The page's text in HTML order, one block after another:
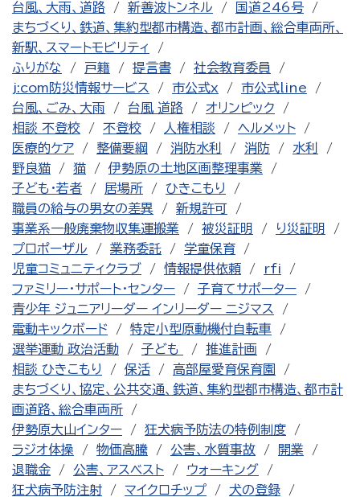
台風、大雨、道路
新善波トンネル
国道246号
まちづくり、鉄道、集約型都市構造、都市計画、総合車両所、
新駅、スマートモビリティ
ふりがな
戸籍 提言書
社会教育委員
j:com防災情報サービス
市公式x
市公式line
台風、ごみ、大雨
台風 道路
オリンピック
相談 不登校
不登校 人権相談
ヘルメット
医療的ケア
整備要綱 消防水利 消防
水利
野良猫
猫
伊勢原の土地区画整理事業
子ども・若者
居場所
ひきこもり
職員の給与の男女の差異
新規許可
事業系一般廃棄物収集運搬業
被災証明
り災証明
プロポーザル
業務委託
学童保育
児童コミュニティクラブ
情報提供依頼
rfi
ファミリー・サポート・センター
子育てサポーター
青少年 ジュニアリーダー インリーダー ニジマス
電動キックボード
特定小型原動機付自転車
選挙運動 政治活動
子ども
推進計画
相談 ひきこもり
保活
高部屋愛育保育園
まちづくり、協定、公共交通、鉄道、集約型都市構造、都市計
画道路、総合車両所
伊勢原大山インター
狂犬病予防法の特例制度
ラジオ体操
物価高騰 公害、水質事故
開業
退職金
公害、アスベスト
ウォーキング
狂犬病予防注射
マイクロチップ
犬の登録